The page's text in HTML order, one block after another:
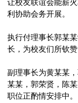
让校友联谊会能薪
利协助会务开展。
执行付理事长郭某
长，为校友们所钦
副理事长为黄某某
某某，郭荣贤，陈
职位正酌情安排中。